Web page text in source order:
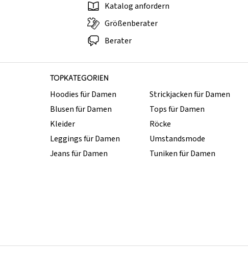
Katalog anfordern
Größenberater
Berater
TOPKATEGORIEN
Hoodies für Damen
Blusen für Damen
Kleider
Leggings für Damen
Jeans für Damen
Strickjacken für Damen
Tops für Damen
Röcke
Umstandsmode
Tuniken für Damen